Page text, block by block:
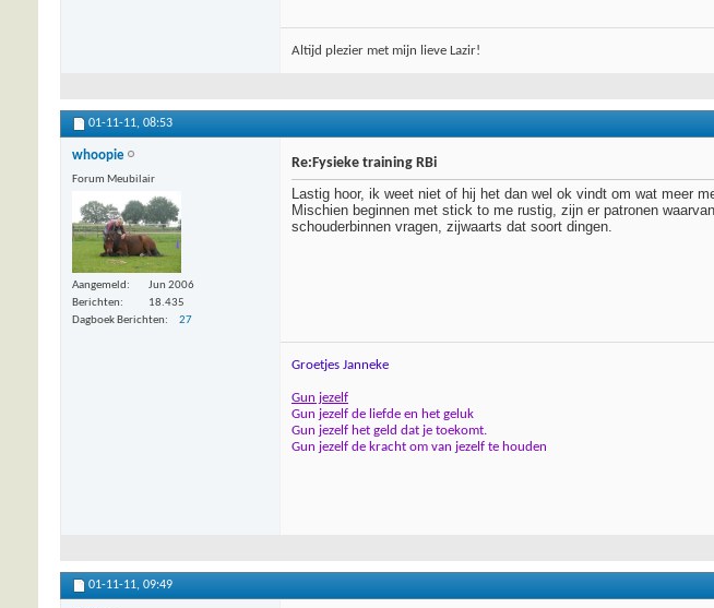
Altijd plezier met mijn lieve Lazir!
01-11-11, 08:53
whoopie
Forum Meubilair
Aangemeld
Jun 2006
Berichten
18.435
Dagboek Berichten
27
Re:Fysieke training RBi
Lastig hoor, ik weet niet of hij het dan wel ok vindt om wat meer
Mischien beginnen met stick to me rustig, zijn er patronen
schouderbinnen vragen, zijwaarts dat soort dingen.
Groetjes Janneke
Gun jezelf
Gun jezelf de liefde en het geluk
Gun jezelf het geld dat je toekomt.
Gun jezelf de kracht om van jezelf te houden
01-11-11, 09:49